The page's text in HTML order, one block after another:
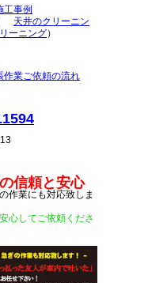
工事例
天井のクリーニン
ーニング）
作業ご依頼の流れ
信頼と安心
作業にも対応致しま
心してご依頼くださ